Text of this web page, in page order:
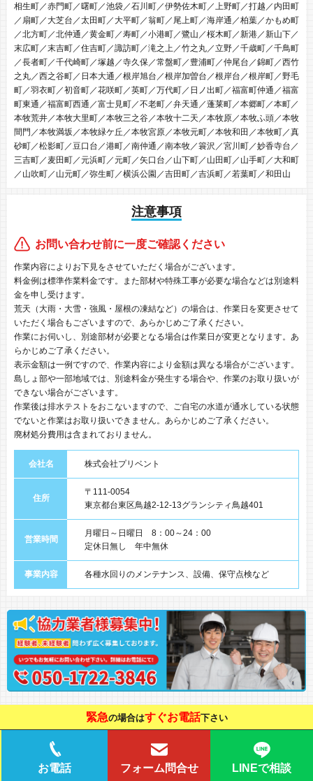
相生町／赤門町／曙町／池袋／石川町／伊勢佐木町／上野町／打越／内田町
／扇町／大芝台／太田町／大平町／翁町／尾上町／海岸通／柏葉／かもめ町
／北方町／北仲通／黄金町／寿町／小港町／鷺山／桜木町／新港／新山下／
末広町／末吉町／住吉町／諏訪町／滝之上／竹之丸／立野／千歳町／千鳥町
／長者町／千代崎町／塚越／寺久保／常盤町／豊浦町／仲尾台／錦町／西竹
之丸／西之谷町／日本大通／根岸旭台／根岸加曽台／根岸台／根岸町／野毛
町／羽衣町／初音町／花咲町／英町／万代町／日ノ出町／福富町仲通／福富
町東通／福富町西通／富士見町／不老町／弁天通／蓬莱町／本郷町／本町／
本牧荒井／本牧大里町／本牧三之谷／本牧十二天／本牧原／本牧ふ頭／本牧
間門／本牧満坂／本牧緑ケ丘／本牧宮原／本牧元町／本牧和田／本牧町／真
砂町／松影町／豆口台／港町／南仲通／南本牧／簑沢／宮川町／妙香寺台／
三吉町／麦田町／元浜町／元町／矢口台／山下町／山田町／山手町／大和町
／山吹町／山元町／弥生町／横浜公園／吉田町／吉浜町／若葉町／和田山
注意事項
お問い合わせ前に一度ご確認ください
作業内容によりお下見をさせていただく場合がございます。
料金例は標準作業料金です。また部材や特殊工事が必要な場合などは別途料
金を申し受けます。
荒天（大雨・大雪・強風・屋根の凍結など）の場合は、作業日を変更させて
いただく場合もございますので、あらかじめご了承ください。
作業にお伺いし、別途部材が必要となる場合は作業日が変更となります。あ
らかじめご了承ください。
表示金額は一例ですので、作業内容により金額は異なる場合がございます。
島しょ部や一部地域では、別途料金が発生する場合や、作業のお取り扱いが
できない場合がございます。
作業後は排水テストをおこないますので、ご自宅の水道が通水している状態
でないと作業はお取り扱いできません。あらかじめご了承ください。
廃材処分費用は含まれておりません。
会社名 株式会社プリベント
住所
〒111-0054
東京都台東区鳥越2-12-13グランシティ鳥越401
営業時間
月曜日～日曜日 8：00～24：00
定休日無し 年中無休
事業内容 各種水回りのメンテナンス、設備、保守点検など
緊急の場合はすぐお電話下さい
お電話 フォーム問合せ LINEで相談
Copyright © 水りんくす All Rights Reserved.